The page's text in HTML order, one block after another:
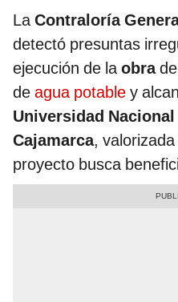
LaContraloría
detectó presuntas
ejecución de laobrade
de agua potable y
Universidad Nacional
Cajamarca, valorizada
proyecto busca